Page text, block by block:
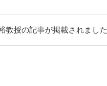
教授の記事が掲載されました